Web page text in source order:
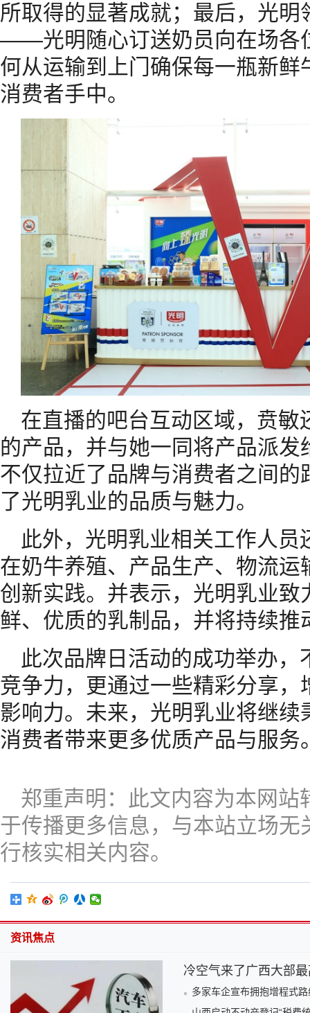
所取得的显著成就；最后，光
——光明随心订送奶员向在场各
何从运输到上门确保每一瓶新
消费者手中。
在直播的吧台互动区域，贲
的产品，并与她一同将产品派
不仅拉近了品牌与消费者之间
了光明乳业的品质与魅力。
此外，光明乳业相关工作人
在奶牛养殖、产品生产、物流
创新实践。并表示，光明乳业
鲜、优质的乳制品，并将持续
此次品牌日活动的成功举办
竞争力，更通过一些精彩分享
影响力。未来，光明乳业将继
消费者带来更多优质产品与服务
郑重声明：此文内容为本网
于传播更多信息，与本站立场
行核实相关内容。
资讯焦点
冷空气来了广西大部最
多家车企宣布拥抱增程式路